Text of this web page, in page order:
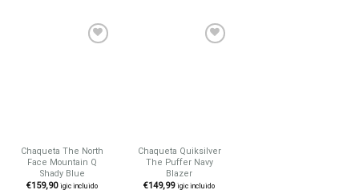
Chaqueta The North
Face Mountain Q
Shady Blue
€159,90 igic incluido
Chaqueta Quiksilver
The Puffer Navy
Blazer
€149,99 igic incluido